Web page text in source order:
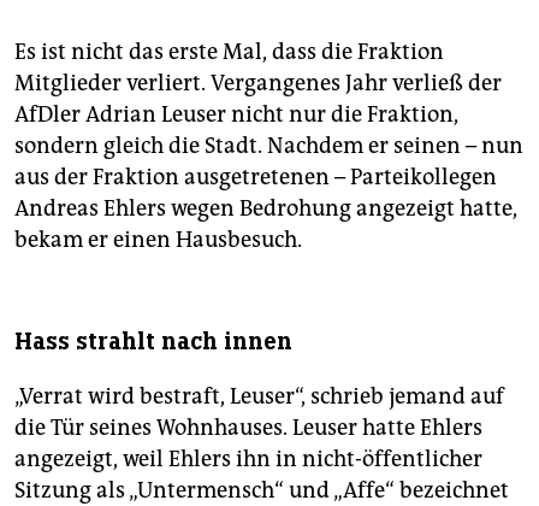
Es ist nicht das erste Mal, dass die Fraktion
Mitglieder verliert. Vergangenes Jahr verließ der
AfDler Adrian Leuser nicht nur die Fraktion,
sondern gleich die Stadt. Nachdem er seinen – nun
aus der Fraktion ausgetretenen – Parteikollegen
Andreas Ehlers wegen Bedrohung angezeigt hatte,
bekam er einen Hausbesuch.
Hass strahlt nach innen
„Verrat wird bestraft, Leuser“, schrieb jemand auf
die Tür seines Wohnhauses. Leuser hatte Ehlers
angezeigt, weil Ehlers ihn in nicht-öffentlicher
Sitzung als „Untermensch“ und „Affe“ bezeichnet